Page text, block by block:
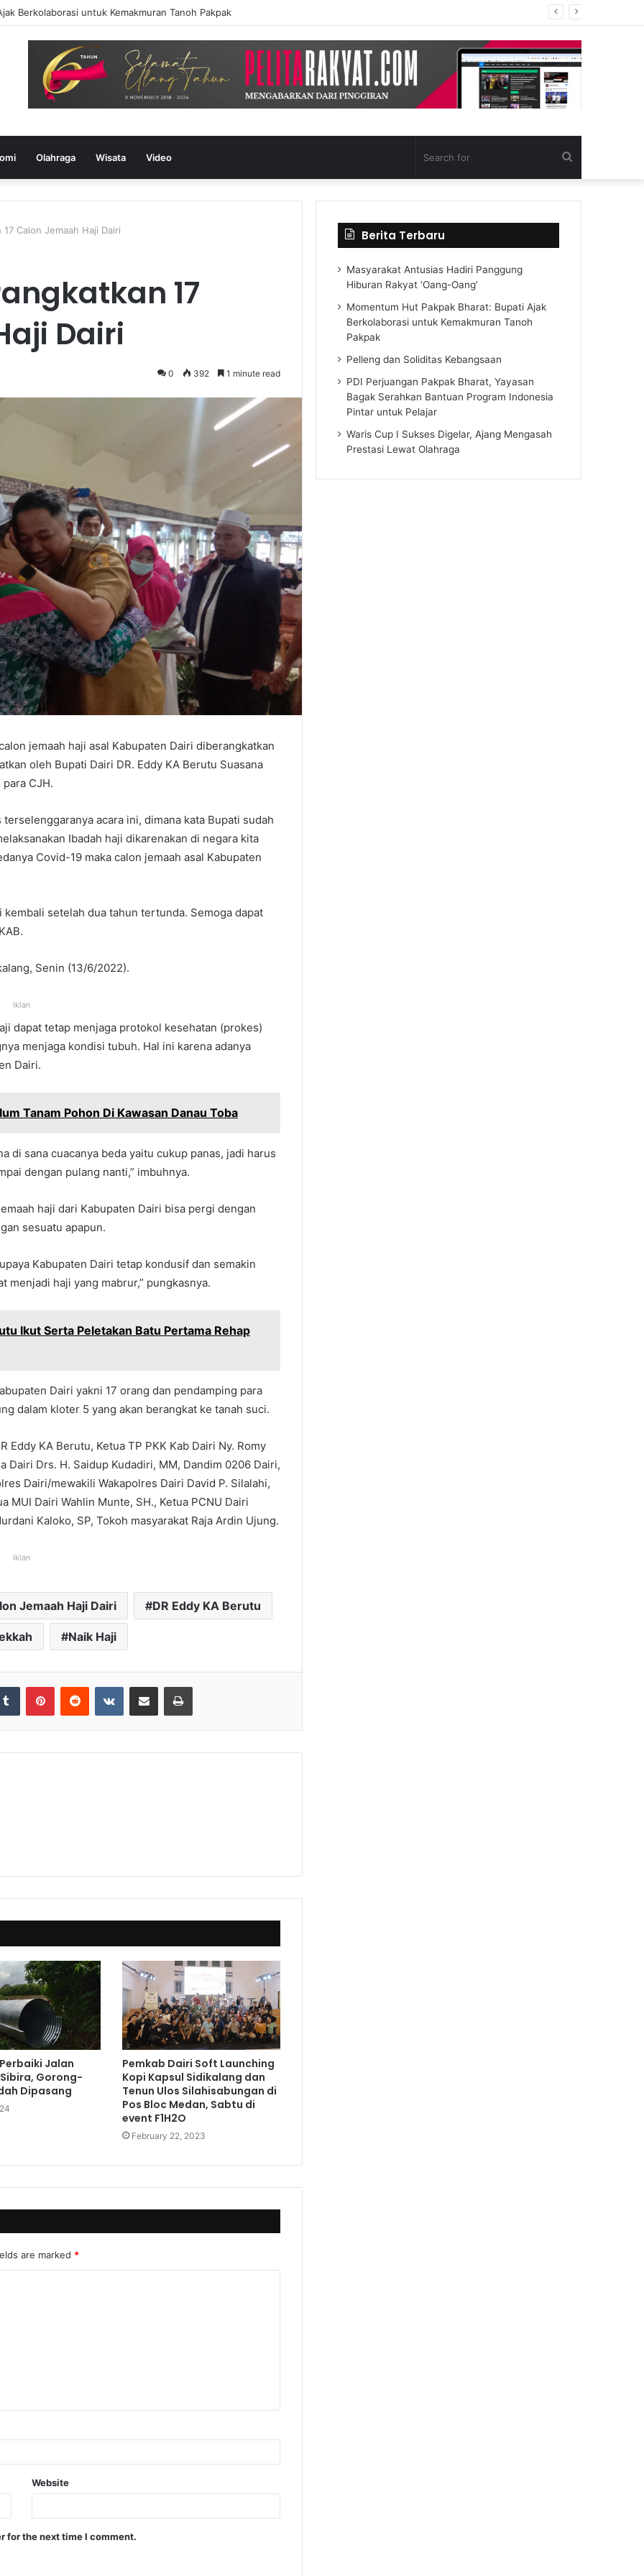
Berkolaborasi untuk Kemakmuran Tanoh Pakpak
Olahraga Wisata Video
for
Calon Jemaah Haji Dairi
17
Dairi
0 392 1 minute read
jemaah haji asal Kabupaten Dairi diberangkatkan
oleh Bupati Dairi DR. Eddy KA Berutu Suasana
CJH.
acara ini, dimana kata Bupati sudah
Ibadah haji dikarenakan di negara kita
Covid-19 maka calon jemaah asal Kabupaten
setelah dua tahun tertunda. Semoga dapat
Senin (13/6/2022).
Iklan
dapat tetap menjaga protokol kesehatan (prokes)
menjaga kondisi tubuh. Hal ini karena adanya
Dairi.
Tanam Pohon Di Kawasan Danau Toba
di sana cuacanya beda yaitu cukup panas, jadi harus
dengan pulang nanti,” imbuhnya.
haji dari Kabupaten Dairi bisa pergi dengan
sesuatu apapun.
Kabupaten Dairi tetap kondusif dan semakin
menjadi haji yang mabrur,” pungkasnya.
Ikut Serta Peletakan Batu Pertama Rehap
Dairi yakni 17 orang dan pendamping para
dalam kloter 5 yang akan berangkat ke tanah suci.
KA Berutu, Ketua TP PKK Kab Dairi Ny. Romy
Dairi Drs. H. Saidup Kudadiri, MM, Dandim 0206 Dairi,
Dairi/mewakili Wakapolres Dairi David P. Silalahi,
MUI Dairi Wahlin Munte, SH., Ketua PCNU Dairi
Kaloko, SP, Tokoh masyarakat Raja Ardin Ujung.
Iklan
Jemaah Haji Dairi DR Eddy KA Berutu
Naik Haji
Jalan
Gorong-
Dipasang
Pemkab Dairi Soft Launching
Kopi Kapsul Sidikalang dan
Tenun Ulos Silahisabungan di
Pos Bloc Medan, Sabtu di
event F1H2O
February 22, 2023
are marked *
Website
for the next time I comment.
Berita Terbaru
Masyarakat Antusias Hadiri Panggung
Hiburan Rakyat ‘Oang-Oang’
Momentum Hut Pakpak Bharat: Bupati Ajak
Berkolaborasi untuk Kemakmuran Tanoh
Pakpak
Pelleng dan Soliditas Kebangsaan
PDI Perjuangan Pakpak Bharat, Yayasan
Bagak Serahkan Bantuan Program Indonesia
Pintar untuk Pelajar
Waris Cup I Sukses Digelar, Ajang Mengasah
Prestasi Lewat Olahraga